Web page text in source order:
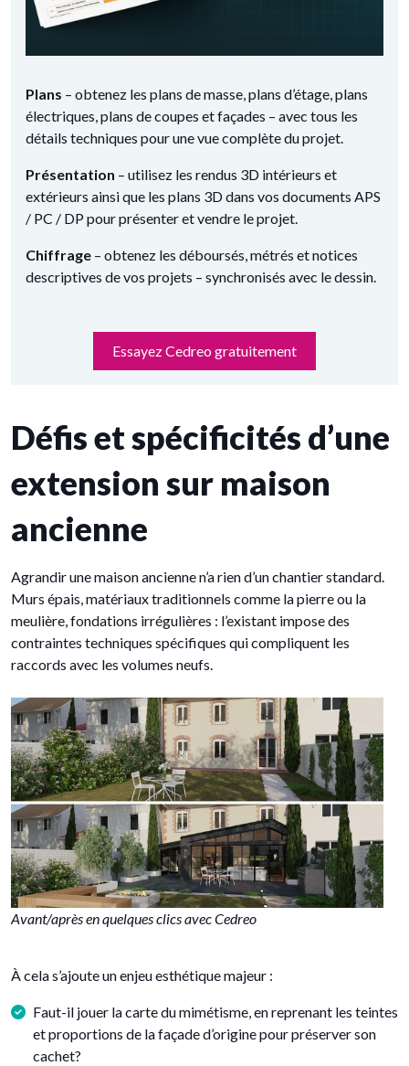
Plans – obtenez les plans de masse, plans d’étage, plans
électriques, plans de coupes et façades – avec tous les
détails techniques pour une vue complète du projet.
Présentation – utilisez les rendus 3D intérieurs et
extérieurs ainsi que les plans 3D dans vos documents APS
/ PC / DP pour présenter et vendre le projet.
Chiffrage – obtenez les déboursés, métrés et notices
descriptives de vos projets – synchronisés avec le dessin.
Essayez Cedreo gratuitement
Défis et spécificités d’une
extension sur maison
ancienne
Agrandir une maison ancienne n’a rien d’un chantier standard.
Murs épais, matériaux traditionnels comme la pierre ou la
meulière, fondations irrégulières : l’existant impose des
contraintes techniques spécifiques qui compliquent les
raccords avec les volumes neufs.
Avant/après en quelques clics avec Cedreo
À cela s’ajoute un enjeu esthétique majeur :
Faut-il jouer la carte du mimétisme, en reprenant les teintes
et proportions de la façade d’origine pour préserver son
cachet?